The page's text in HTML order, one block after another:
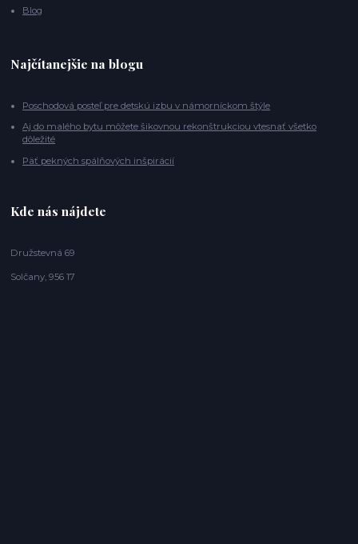
Blog
Najčítanejšie na blogu
Poschodová posteľ pre detskú izbu v námorníckom štýle
Aj do malého bytu môžete šikovnou rekonštrukciou vtesnať všetko
dôležité
Päť pekných spálňových inšpirácií
Kde nás nájdete
Družstevná 69
Solčany, 956 17